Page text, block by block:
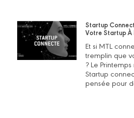
Startup
Votre Startup À
Et si MTL
tremplin que
? Le
Startup
pensée pour